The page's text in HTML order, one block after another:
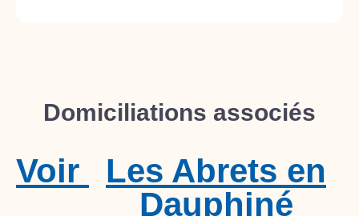
Domiciliations associés
Les Abrets en
Dauphiné
Voir